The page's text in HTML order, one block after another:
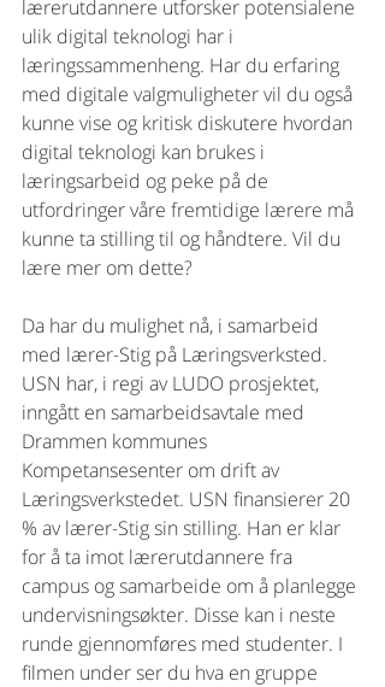
lærerutdannere utforsker potensialene
ulik digital teknologi har i
læringssammenheng. Har du erfaring
med digitale valgmuligheter vil du også
kunne vise og kritisk diskutere hvordan
digital teknologi kan brukes i
læringsarbeid og peke på de
utfordringer våre fremtidige lærere må
kunne ta stilling til og håndtere. Vil du
lære mer om dette?
Da har du mulighet nå, i samarbeid
med lærer-Stig på Læringsverksted.
USN har, i regi av LUDO prosjektet,
inngått en samarbeidsavtale med
Drammen kommunes
Kompetansesenter om drift av
Læringsverkstedet. USN finansierer 20
% av lærer-Stig sin stilling. Han er klar
for å ta imot lærerutdannere fra
campus og samarbeide om å planlegge
undervisningsøkter. Disse kan i neste
runde gjennomføres med studenter. I
filmen under ser du hva en gruppe